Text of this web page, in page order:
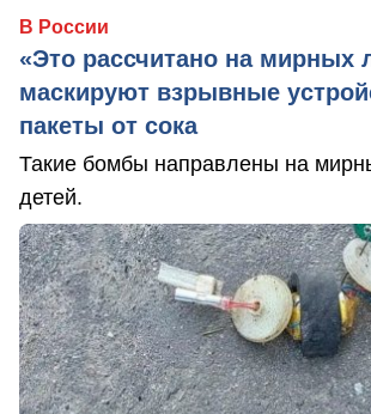
В России
«Это рассчитано на мирных
маскируют взрывные
пакеты от сока
Такие бомбы направлены на
детей.